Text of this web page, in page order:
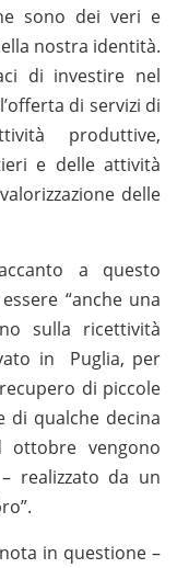
sono dei veri e
nostra identità.
di investire nel
di servizi di
produttive,
e delle attività
delle
a questo
“anche una
sulla ricettività
in Puglia, per
di piccole
di qualche decina
vengono
realizzato da un
in questione –